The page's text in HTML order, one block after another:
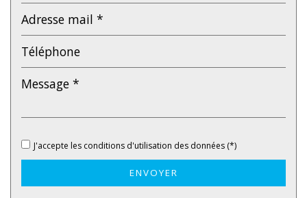
Bureau de poste
Mairie
statistiques
Nombre d'habitants
14 815
Propriétaires (vs. locataires)
Taxe foncière
10,65 %
J'accepte les conditions d'utilisation des données (*)
ENVOYER